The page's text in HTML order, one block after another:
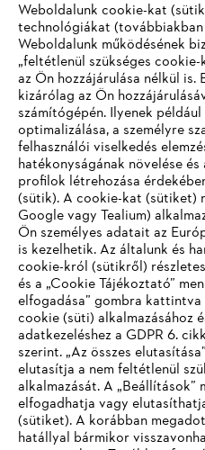
Vállalat
STIHL GYIK
Szerviz
IHR BROWSER
UNTERSTÜTZT
Sie nutzen einen Browser, den
eine optimale Nutzung unserer
Weboldalunk cookie-kat
technológiákat (továbbiakban
Weboldalunk működésének
„feltétlenül szükséges
az Ön hozzájárulása nélkül
kizárólag az Ön
számítógépén. Ilyenek
optimalizálása, a személyre
felhasználói viselkedés
hatékonyságának növelése
profilok létrehozása
(sütik). A cookie-kat (sütiket)
Google vagy Tealium)
Ön személyes adatait az
is kezelhetik. Az általunk és
cookie-król (sütikről)
és a „Cookie Tájékoztató”
elfogadása” gombra
cookie (süti) alkalmazásához
adatkezeléshez a GDPR 6.
szerint. „Az összes
elutasítja a nem feltétlenül
alkalmazását. A
elfogadhatja vagy
(sütiket). A korábban
hatállyal bármikor